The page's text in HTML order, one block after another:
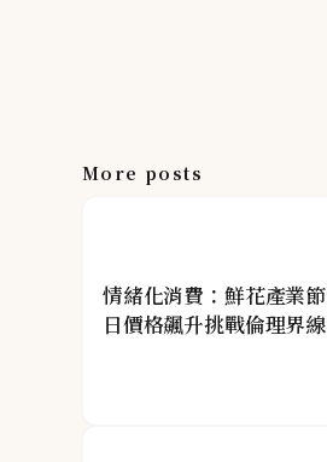
More posts
情緒化消費：鮮花產業節
日價格飆升挑戰倫理界線